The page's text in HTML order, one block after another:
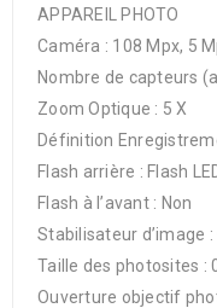
APPAREIL PHOTO
Caméra : 108 Mpx, 5
Nombre de capteurs
Zoom Optique : 5 X
Définition
Flash arrière : Flash
Flash à l’avant : Non
Stabilisateur d’image
Taille des photosites :
Ouverture objectif